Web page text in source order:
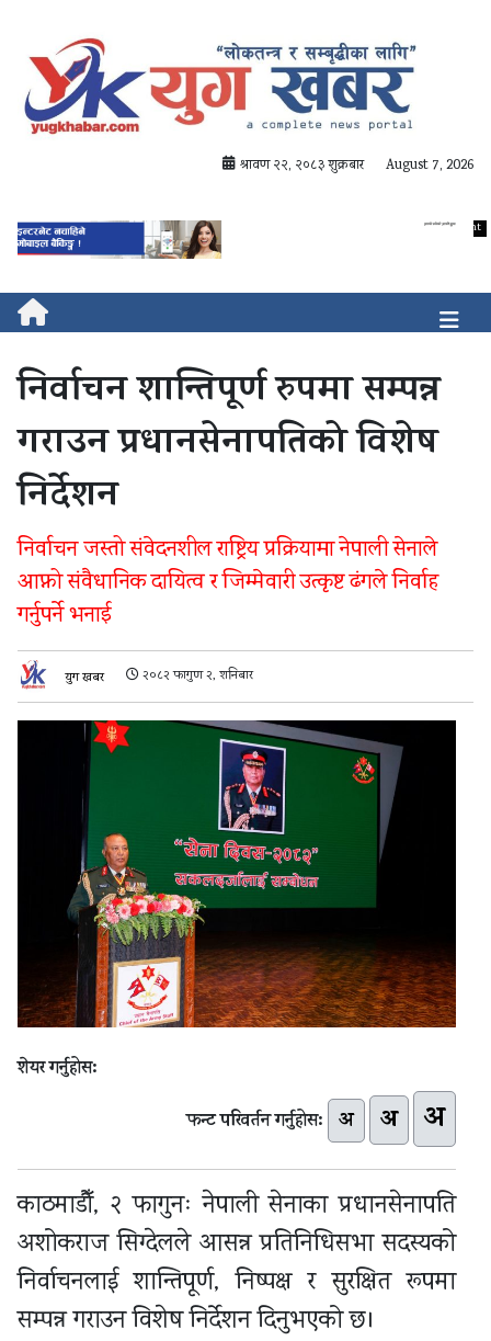
श्रावण २२, २०८३ शुक्रबार August 7, 2026
निर्वाचन शान्तिपूर्ण रुपमा सम्पन्न
गराउन प्रधानसेनापतिको विशेष
निर्देशन
निर्वाचन जस्तो संवेदनशील राष्ट्रिय प्रक्रियामा नेपाली सेनाले
आफ्नो संवैधानिक दायित्व र जिम्मेवारी उत्कृष्ट ढंगले निर्वाह
गर्नुपर्ने भनाई
युग खबर २०८२ फागुण २, शनिबार
शेयर गर्नुहोस:
फन्ट परिवर्तन गर्नुहोस: अ अ अ
काठमाडौँ, २ फागुनःनेपाली सेनाका प्रधानसेनापति
अशोकराज सिग्देलले आसन्न प्रतिनिधिसभा सदस्यको
निर्वाचनलाई शान्तिपूर्ण, निष्पक्ष र सुरक्षित रूपमा
सम्पन्न गराउन विशेष निर्देशन दिनुभएको छ।